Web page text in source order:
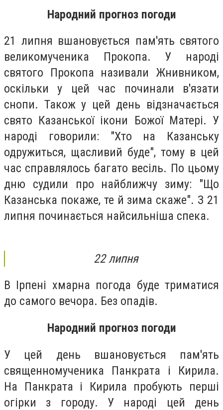
Народний прогноз погоди
21 липня вшановується пам'ять святого
великомученика Прокопа. У народі
святого Прокопа називали Жнивником,
оскільки у цей час починали в'язати
снопи. Також у цей день відзначається
свято Казанської ікони Божої Матері. У
народі говорили: "Хто на Казанську
одружиться, щасливий буде", тому в цей
час справлялось багато весіль. По цьому
дню судили про найближчу зиму: "Що
Казанська покаже, те й зима скаже". З 21
липня починається найсильніша спека.
22 липня
В Ірпені хмарна погода буде триматися
до самого вечора. Без опадів.
Народний прогноз погоди
У цей день вшановується пам'ять
священномученика Панкрата і Кирила.
На Панкрата і Кирила пробують перші
огірки з городу. У народі цей день